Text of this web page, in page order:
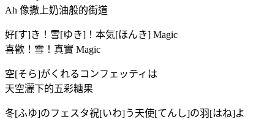
Ah 像撒上奶油般的街道
好[す]き！雪[ゆき]！本気[ほんき] Magic
喜歡！雪！真實 Magic
空[そら]がくれるコンフェッティは
天空灑下的五彩糖果
冬[ふゆ]のフェスタ祝[いわ]う天使[てんし]の羽[はね]よ